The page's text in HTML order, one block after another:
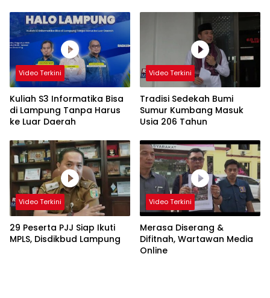
Video Terkini
Kuliah S3 Informatika Bisa
di Lampung Tanpa Harus
ke Luar Daerah
Video Terkini
Tradisi Sedekah Bumi
Sumur Kumbang Masuk
Usia 206 Tahun
Video Terkini
29 Peserta PJJ Siap Ikuti
MPLS, Disdikbud Lampung
Video Terkini
Merasa Diserang &
Difitnah, Wartawan Media
Online